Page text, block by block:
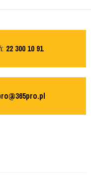
22 300 10 91